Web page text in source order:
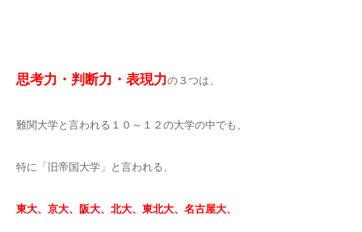
思考力・判断力・表現力の３つは、
難関大学と言われる１０～１２の大学の中でも、
特に「旧帝国大学」と言われる、
東大、京大、阪大、北大、東北大、名古屋大、